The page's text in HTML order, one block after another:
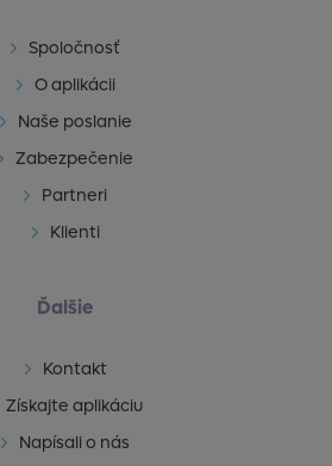
Spoločnosť
O aplikácii
Naše poslanie
Zabezpečenie
Partneri
Klienti
Ďalšie
Kontakt
Získajte aplikáciu
Napísali o nás